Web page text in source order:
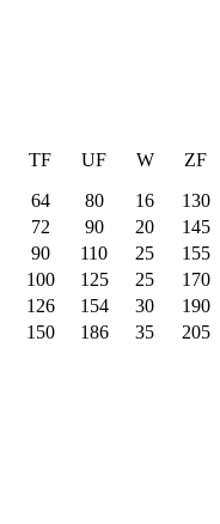
TF UF W
ZF
64 80 16
130
72 90 20
145
90 110 25
155
100 125 25
170
126 154 30
190
150 186 35 205